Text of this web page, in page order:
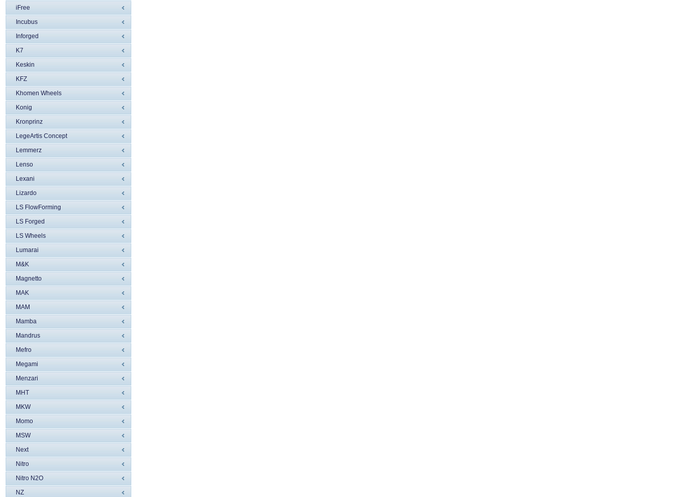
iFree
Incubus
Inforged
K7
Keskin
KFZ
Khomen Wheels
Konig
Kronprinz
LegeArtis Concept
Lemmerz
Lenso
Lexani
Lizardo
LS FlowForming
LS Forged
LS Wheels
Lumarai
M&K
Magnetto
MAK
MAM
Mamba
Mandrus
Mefro
Megami
Menzari
MHT
MKW
Momo
MSW
Next
Nitro
Nitro N2O
NZ